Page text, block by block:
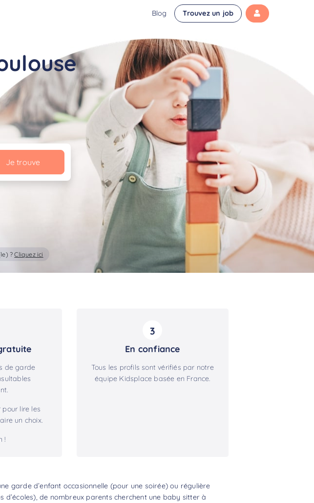
Blog Trouvez un job
Je trouve
?Cliquez ici
de garde
lire les
un choix.
!
3
En confiance
Tous les profils sont vérifiés par notre
équipe Kidsplace basée en France.
garde d’enfant occasionnelle (pour une soirée) ou régulière
d’écoles), de nombreux parents cherchent une baby sitter à